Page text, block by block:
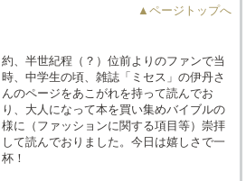
▲ページトップへ
約、半世紀程（？）位前よりのファンで当
時、中学生の頃、雑誌「ミセス」の伊丹さ
んのページをあこがれを持って読んでお
り、大人になって本を買い集めバイブルの
様に（ファッションに関する項目等）崇拝
して読んでおりました。今日は嬉しさで一
杯！